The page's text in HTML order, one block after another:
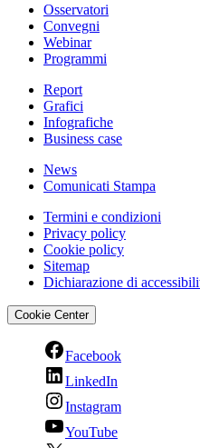
Osservatori
Convegni
Webinar
Programmi
Report
Grafici
Infografiche
Business case
News
Comunicati Stampa
Termini e condizioni
Privacy policy
Cookie policy
Sitemap
Dichiarazione di
Cookie Center
Facebook
LinkedIn
Instagram
YouTube